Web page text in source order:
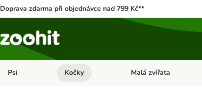
Doprava zdarma při objednávce nad 799 Kč**
Psi Otevřít menu: Psi
Kočky Otevřít menu: Kočky
Malá zvířata